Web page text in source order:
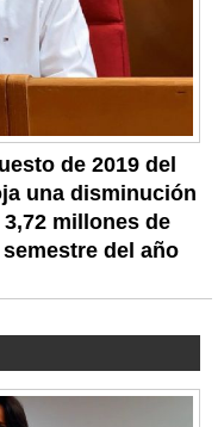
de 2019 del
una disminución
millones de
del año